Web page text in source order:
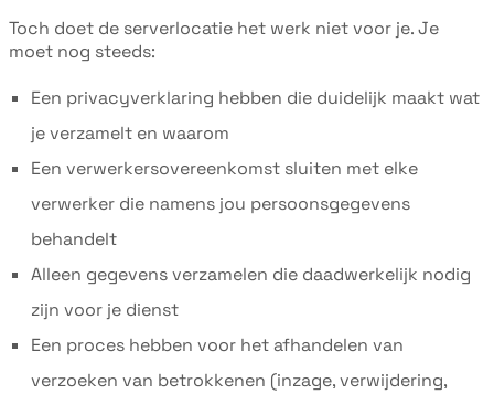
Toch doet de serverlocatie het werk niet voor je. Je
moet nog steeds:
Een privacyverklaring hebben die duidelijk maakt wat
je verzamelt en waarom
Een verwerkersovereenkomst sluiten met elke
verwerker die namens jou persoonsgegevens
behandelt
Alleen gegevens verzamelen die daadwerkelijk nodig
zijn voor je dienst
Een proces hebben voor het afhandelen van
verzoeken van betrokkenen (inzage, verwijdering,